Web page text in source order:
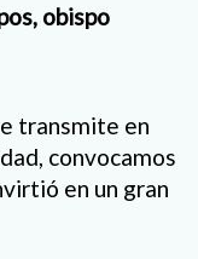
obispo
transmite en
convocamos
en un gran